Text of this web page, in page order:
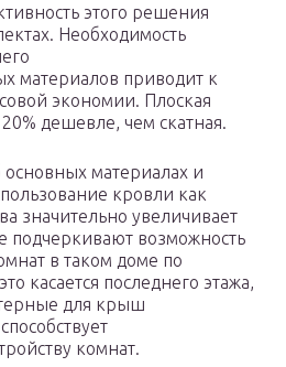
этого решения
Необходимость
материалов приводит к
экономии. Плоская
дешевле, чем скатная.
материалах и
кровли как
значительно увеличивает
подчеркивают возможность
в таком доме по
касается последнего этажа,
для крыш
комнат.